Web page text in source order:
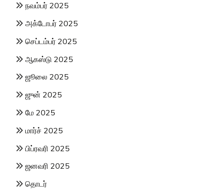
நவம்பர் 2025
அக்டோபர் 2025
செப்டம்பர் 2025
ஆகஸ்டு 2025
ஜூலை 2025
ஜுன் 2025
மே 2025
மார்ச் 2025
பிப்ரவரி 2025
ஜனவரி 2025
தொடர்